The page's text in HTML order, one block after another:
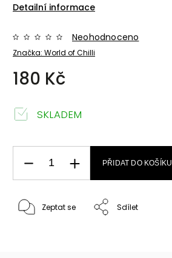
Detailní informace
Značka: World of Chilli
Neohodnoceno
180 Kč
SKLADEM
PŘIDAT DO KOŠÍKU
Zeptat se Sdílet